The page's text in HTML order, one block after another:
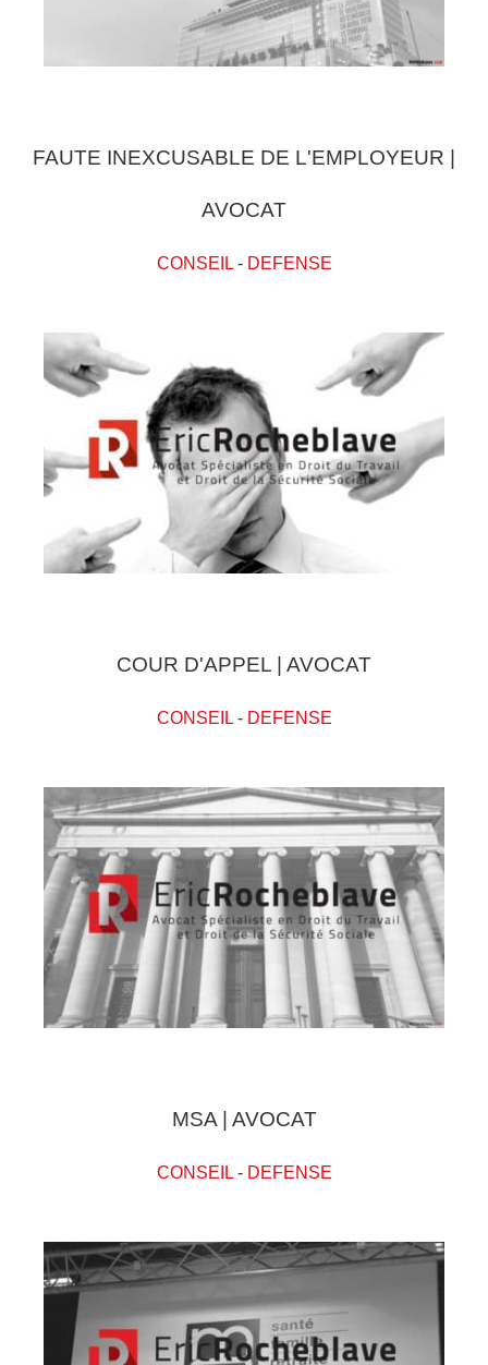
FAUTE INEXCUSABLE DE L'EMPLOYEUR |
AVOCAT
CONSEIL- DEFENSE
COUR D'APPEL | AVOCAT
CONSEIL- DEFENSE
MSA | AVOCAT
CONSEIL- DEFENSE